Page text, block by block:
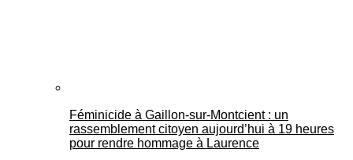
Féminicide à Gaillon‑sur‑Montcient : un
rassemblement citoyen aujourd’hui à 19 heures
pour rendre hommage à Laurence